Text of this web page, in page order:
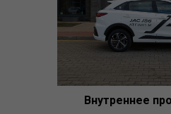
Внутреннее